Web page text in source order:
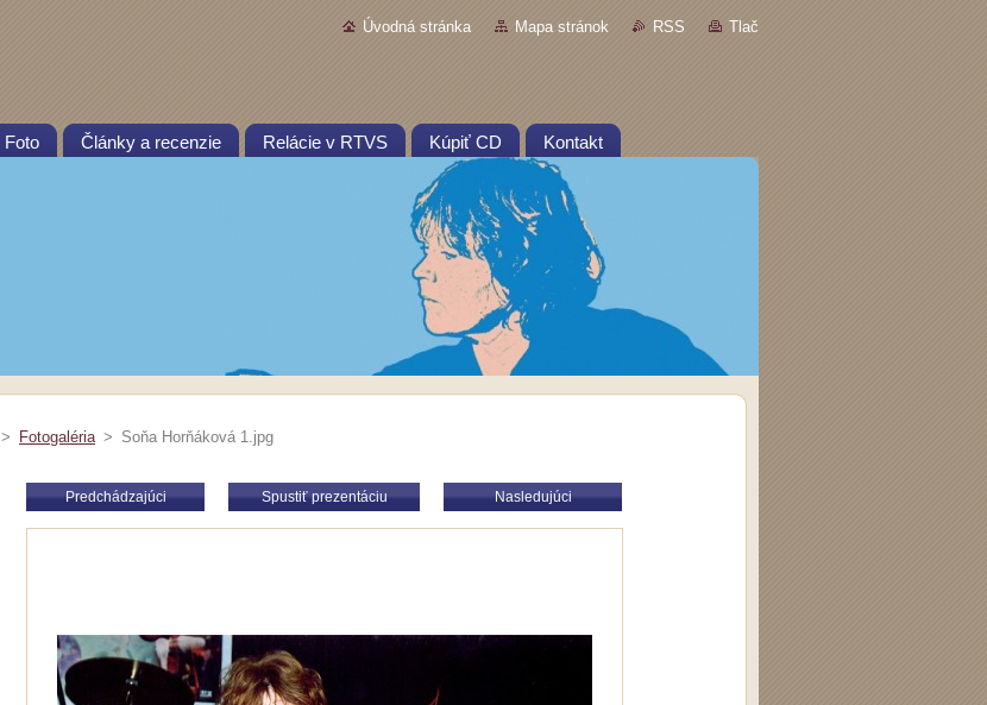
Úvodná stránka Mapa stránok RSS Tlač
Foto Články a recenzie Relácie v RTVS Kúpiť CD Kontakt
> Fotogaléria > Soňa Horňáková 1.jpg
Predchádzajúci Spustiť prezentáciu Nasledujúci